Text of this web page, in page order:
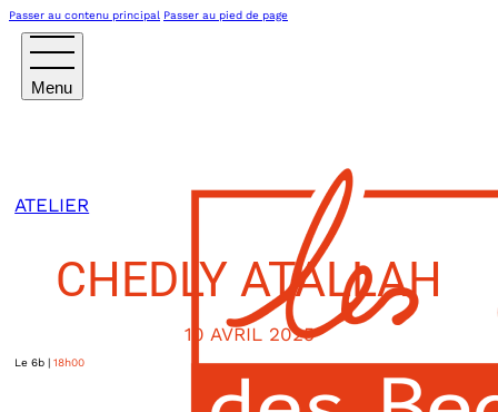
Passer au contenu principal Passer au pied de page
ATELIER
CHEDLY ATALLAH
10 AVRIL 2025
Le 6b
18h00
Saint-Denis
, 93200